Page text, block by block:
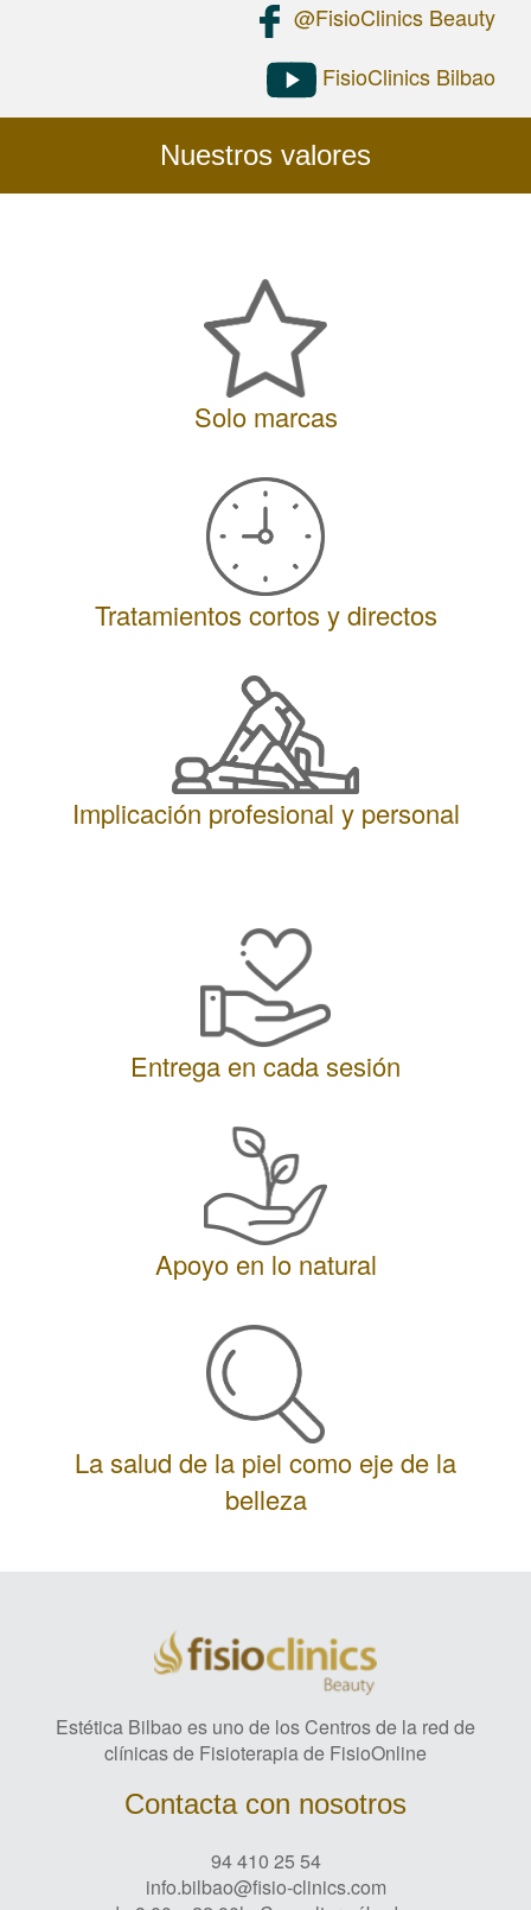
spam
@FisioClinics Beauty
FisioClinics Bilbao
Nuestros valores
Solo marcas
Tratamientos cortos y directos
Implicación profesional y personal
Entrega en cada sesión
Apoyo en lo natural
La salud de la piel como eje de la
belleza
Estética Bilbao es uno de los Centros de la red de
clínicas de Fisioterapia de FisioOnline
Contacta con nosotros
94 410 25 54
info.bilbao@fisio-clinics.com